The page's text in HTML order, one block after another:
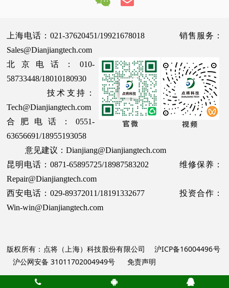
上海电话：021-37620451/19921678018 销售服务：
Sales@Dianjiangtech.com
北京电话：010-
58733448/18010180930
技术支持：
Tech@Dianjiangtech.com
合肥电话：0551-
63656691/18955193058
意见建议：Dianjiang@Dianjiangtech.com
昆明电话：0871-65895725/18987583202 维修保养：
Repair@Dianjiangtech.com
西安电话：029-89372011/18191332677 投资合作：
Win-win@Dianjiangtech.com
版权所有：点将（上海）科技股份有限公司 沪ICP备16004496号
沪公网安备 31011702004949号
免责声明